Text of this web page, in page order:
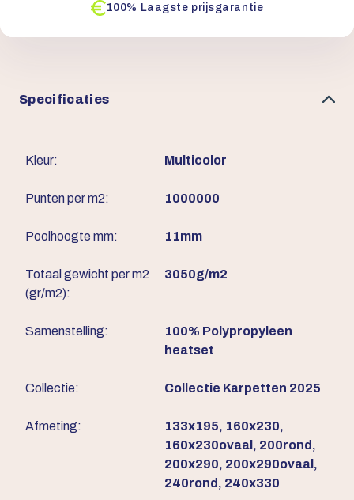
100% Laagste prijsgarantie
Specificaties
Kleur: Multicolor
Punten per m2: 1000000
Poolhoogte mm: 11mm
Totaal gewicht per m2
(gr/m2):
3050g/m2
Samenstelling:
100% Polypropyleen
heatset
Collectie: Collectie Karpetten 2025
Afmeting:
133x195, 160x230,
160x230ovaal, 200rond,
200x290, 200x290ovaal,
240rond, 240x330